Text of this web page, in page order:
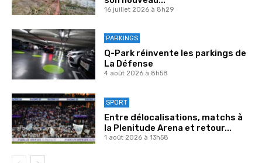
16 juillet 2026 à 8h29
PARKINGS
Q-Park réinvente les parkings de
La Défense
4 août 2026 à 8h58
SPORT
Entre délocalisations, matchs à
la Plenitude Arena et retour...
1 août 2026 à 13h58